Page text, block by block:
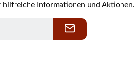
Informationen und Aktionen.